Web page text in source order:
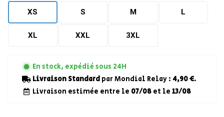
XS S M L
XL XXL 3XL
En stock, expédié sous 24H
Livraison Standard par Mondial Relay : 4,90 €.
Livraison estimée entre le 07/08 et le 13/08